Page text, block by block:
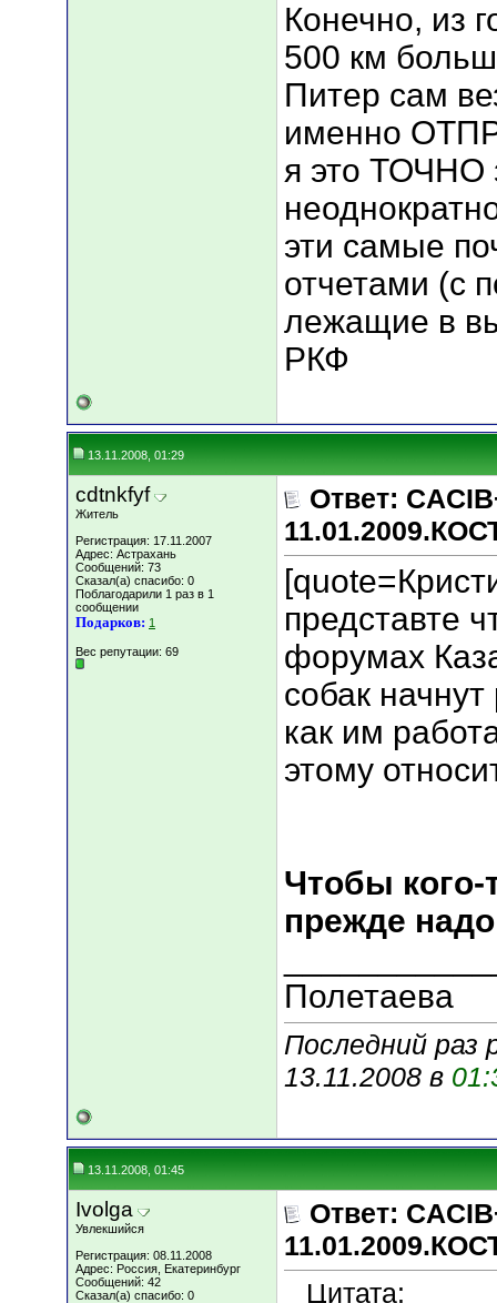
Конечно, из
500 км
Питер сам
именно
я это ТОЧНО
эти самые
отчетами (с
лежащие в
РКФ
13.11.2008, 01:29
cdtnkfyf
Житель
Регистрация: 17.11.2007
Адрес: Астрахань
Сообщений: 73
Сказал(а) спасибо: 0
Поблагодарили 1 раз в 1
сообщении
Подарков: 1
Вес репутации: 69
Ответ:
представте
форумах
собак
как им
этому
Чтобы кого-
прежде
Полетаева
Последний раз
13.11.2008 в
13.11.2008, 01:45
Ivolga
Увлекшийся
Регистрация: 08.11.2008
Адрес: Россия, Екатеринбург
Сообщений: 42
Сказал(а) спасибо: 0
Ответ:
Цитата: